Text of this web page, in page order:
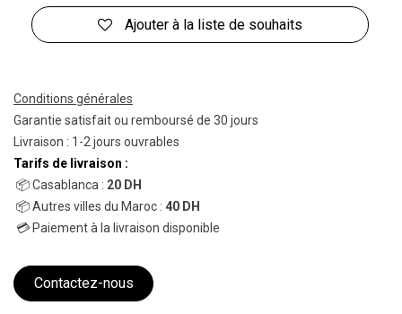
Ajouter à la liste de souhaits
Conditions générales
Garantie satisfait ou remboursé de 30 jours
Livraison : 1-2 jours ouvrables
Tarifs de livraison :
📦 Casablanca : 20 DH
📦 Autres villes du Maroc : 40 DH
💳 Paiement à la livraison disponible
Contactez-nous